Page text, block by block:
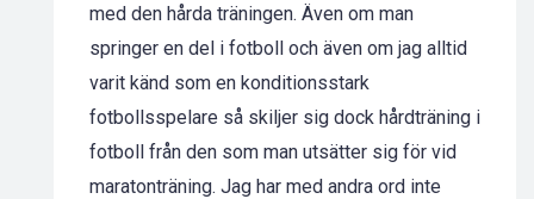
med den hårda träningen. Även om man
springer en del i fotboll och även om jag alltid
varit känd som en konditionsstark
fotbollsspelare så skiljer sig dock hårdträning i
fotboll från den som man utsätter sig för vid
maratonträning. Jag har med andra ord inte